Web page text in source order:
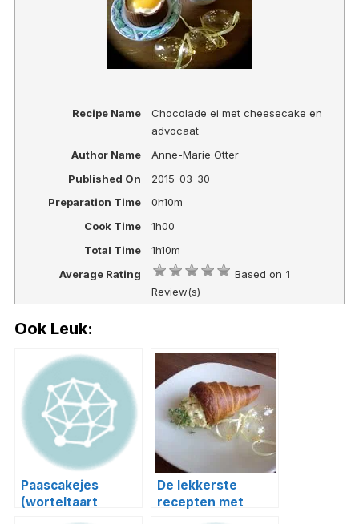
Recipe Name
Chocolade ei met cheesecake en
advocaat
Author Name
Anne-Marie Otter
Published On
2015-03-30
Preparation Time
0h10m
Cook Time
1h00
Total Time
1h10m
Average Rating
Based on 1
Review(s)
Ook Leuk:
Paascakejes
(worteltaart
De lekkerste
recepten met